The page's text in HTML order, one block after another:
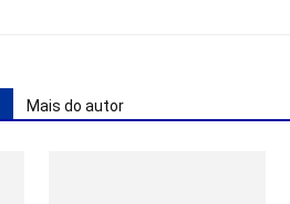
Mais do autor